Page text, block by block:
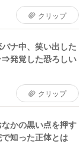
クリップ
ナ中、笑い出した
⇒発覚した恐ろしい
クリップ
なかの黒い点を押す
知った正体とは